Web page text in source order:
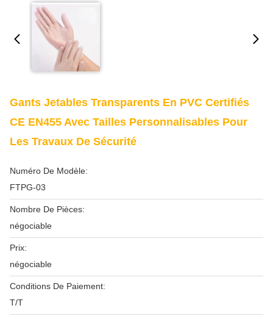
Gants Jetables Transparents En PVC Certifiés
CE EN455 Avec Tailles Personnalisables Pour
Les Travaux De Sécurité
Numéro De Modèle:
FTPG-03
Nombre De Pièces:
négociable
Prix:
négociable
Conditions De Paiement:
T/T